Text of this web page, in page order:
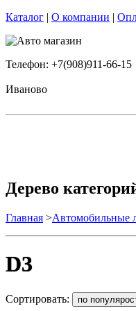
Каталог | О компании |
Телефон: +7(908)911-66-15
Иваново
Дерево
Главная >Автомобильные
D3
Сортировать: